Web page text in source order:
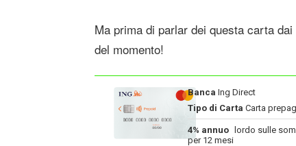
Ma prima di parlar dei questa carta
del momento!
Banca Ing Direct
Tipo di Carta Carta
4% annuo
lordo sulle
per 12 mesi